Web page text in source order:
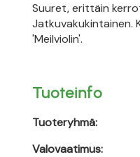
Suuret, erittäin
Jatkuvakukintainen.
'Meilviolin'.
Tuoteinfo
Tuoteryhmä:
Valovaatimus: